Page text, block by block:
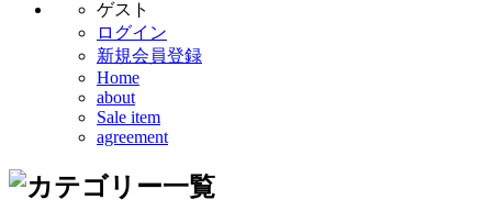
ゲスト
ログイン
新規会員登録
Home
about
Sale item
agreement